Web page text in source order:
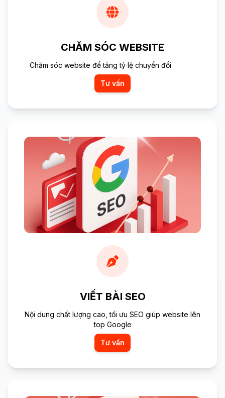
CHĂM SÓC WEBSITE
Chăm sóc website để tăng tỷ lệ chuyển đổi
Tư vấn
VIẾT BÀI SEO
Nội dung chất lượng cao, tối ưu SEO giúp website lên
top Google
Tư vấn